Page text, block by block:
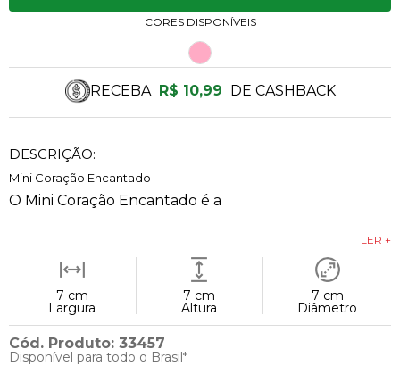
DESCRIÇÃO:
Mini Coração Encantado
O Mini Coração Encantado é a
LER +
CORES DISPONÍVEIS
7 cm
Largura
7 cm
Altura
7 cm
Diâmetro
Cód. Produto: 33457
Disponível para todo o Brasil*
RECEBA R$ 10,99 DE CASHBACK